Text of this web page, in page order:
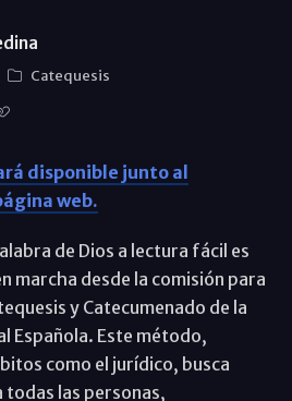
Catequesis
disponible junto al
web.
de Dios a lectura fácil es
marcha desde la comisión para
y Catecumenado de la
Española. Este método,
como el jurídico, busca
todas las personas,